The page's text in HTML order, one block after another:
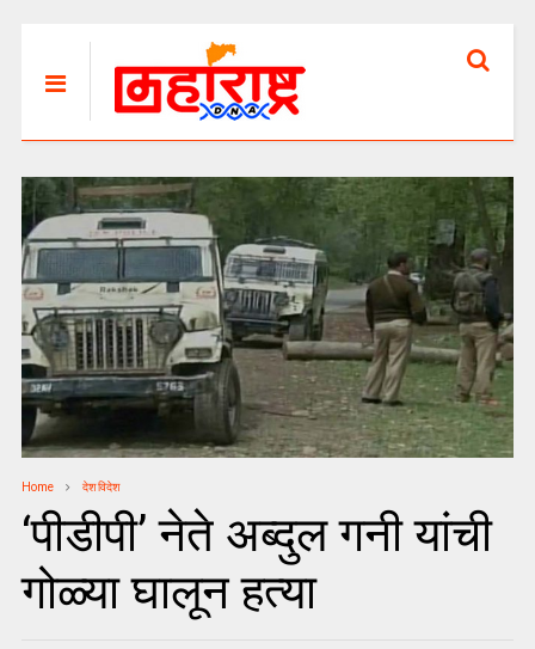
Home देश विदेश
‘पीडीपी’ नेते अब्दुल गनी यांची
गोळ्या घालून हत्या